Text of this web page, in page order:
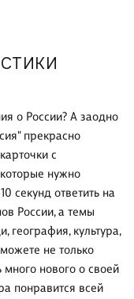
о России? А заодно
прекрасно
с
нужно
секунд ответить на
России, а темы
география, культура,
не только
много нового о своей
понравится всей